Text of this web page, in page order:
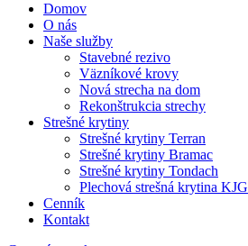
Domov
O nás
Naše služby
Stavebné rezivo
Väzníkové krovy
Nová strecha na dom
Rekonštrukcia strechy
Strešné krytiny
Strešné krytiny Terran
Strešné krytiny Bramac
Strešné krytiny Tondach
Plechová strešná krytina KJG
Cenník
Kontakt